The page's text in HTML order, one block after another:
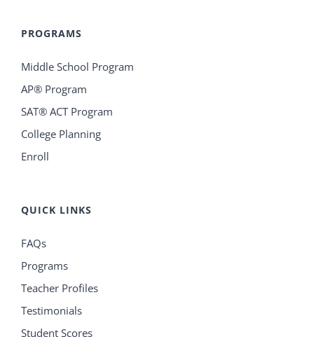
PROGRAMS
Middle School Program
AP® Program
SAT® ACT Program
College Planning
Enroll
QUICK LINKS
FAQs
Programs
Teacher Profiles
Testimonials
Student Scores